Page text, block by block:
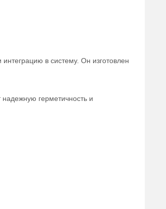
в систему. Он изготовлен
надежную герметичность и